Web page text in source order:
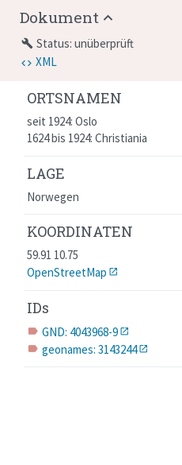
ORTSNAMEN
seit 1924: Oslo
1624 bis 1924: Christiania
LAGE
Norwegen
KOORDINATEN
59.91 10.75
OpenStreetMap
IDs
label GND: 4043968-9
label geonames: 3143244
Dokument
build Status: unüberprüft
XML